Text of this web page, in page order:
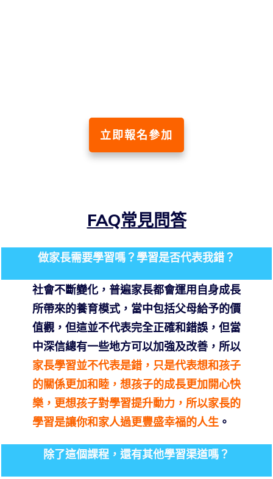
立即報名參加
FAQ常見問答
做家長需要學習嗎？學習是否代表我錯？
社會不斷變化，普遍家長都會運用自身成長
所帶來的養育模式，當中包括父母給予的價
值觀，但這並不代表完全正確和錯誤，但當
中深信總有一些地方可以加強及改善，所以
家長學習並不代表是錯，只是代表想和孩子
的關係更加和睦，想孩子的成長更加開心快
樂，更想孩子對學習提升動力，所以家長的
學習是讓你和家人過更豐盛幸福的人生 。
除了這個課程，還有其他學習渠道嗎？